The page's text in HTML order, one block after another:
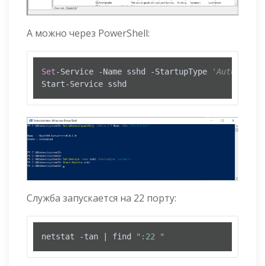
А можно через PowerShell:
Set-Service -Name sshd -StartupType
'Automatic'
Start-Service sshd
Служба запускается на 22 порту:
netstat -tan | find ":22 "